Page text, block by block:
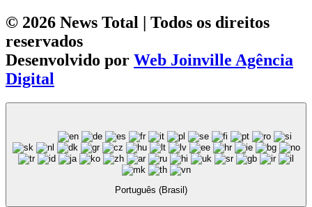
© 2026 News Total | Todos os direitos
reservados
Desenvolvido por Web Joinville Agência
Digital
Português (Brasil)